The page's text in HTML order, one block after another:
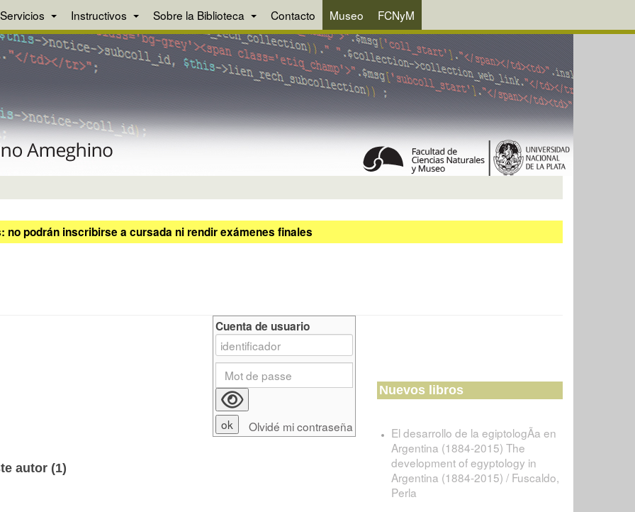
Servicios Instructivos Sobre la Biblioteca Contacto Museo FCNyM
podrán inscribirse a cursada ni rendir exámenes finales
autor (1)
Cuenta de usuario
Olvidé mi contraseña
Nuevos libros
El desarrollo de la egiptologÃ­a en
Argentina (1884-2015) The
development of egyptology in
Argentina (1884-2015) / Fuscaldo,
Perla